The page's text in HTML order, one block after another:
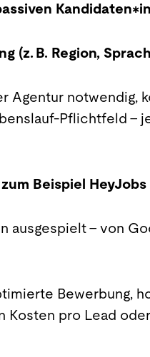
(z. B. Region,
Agentur notwendig,
Pflichtfeld –
Beispiel HeyJobs
ausgespielt - von
Bewerbung,
Kosten pro Lead